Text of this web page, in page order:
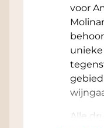
voor
Alle